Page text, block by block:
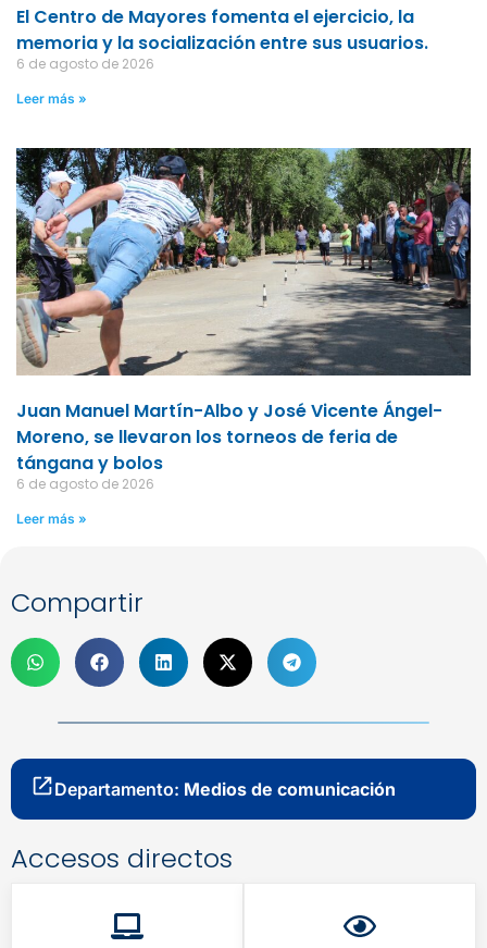
El Centro de Mayores fomenta el ejercicio, la
memoria y la socialización entre sus usuarios.
6 de agosto de 2026
Leer más »
Juan Manuel Martín-Albo y José Vicente Ángel-
Moreno, se llevaron los torneos de feria de
tángana y bolos
6 de agosto de 2026
Leer más »
Compartir
Departamento: Medios de comunicación
Accesos directos